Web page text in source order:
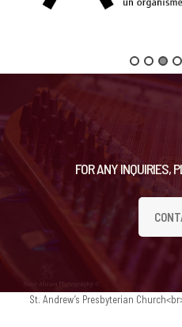
FOR ANY INQUIRIES,
St. Andrew’s Presbyterian